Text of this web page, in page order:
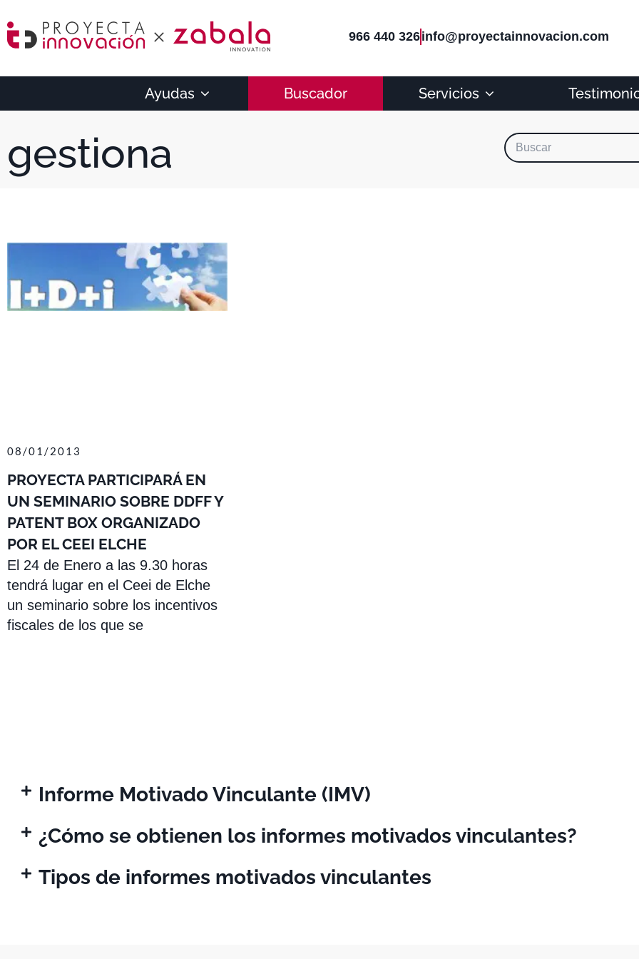
966 440 326info@proyectainnovacion.com
Ayudas Buscador Servicios
gestiona
PROYECTA PARTICIPARÁ EN
UN SEMINARIO SOBRE DDFF Y
PATENT BOX ORGANIZADO
POR EL CEEI ELCHE
08/01/2013
El 24 de Enero a las 9.30 horas
tendrá lugar en el Ceei de Elche
un seminario sobre los incentivos
fiscales de los que se
Informe Motivado Vinculante (IMV)
¿Cómo se obtienen los informes motivados vinculantes?
Tipos de informes motivados vinculantes